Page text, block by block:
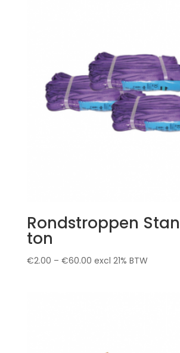
Rondstroppen
ton
€2.00 – €60.00 excl 21% BTW